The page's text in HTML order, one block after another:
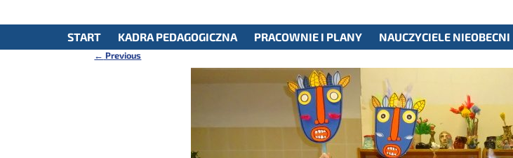
START
KADRA PEDAGOGICZNA PRACOWNIE I PLANY NAUCZYCIELE NIEOBECNI
← Previous